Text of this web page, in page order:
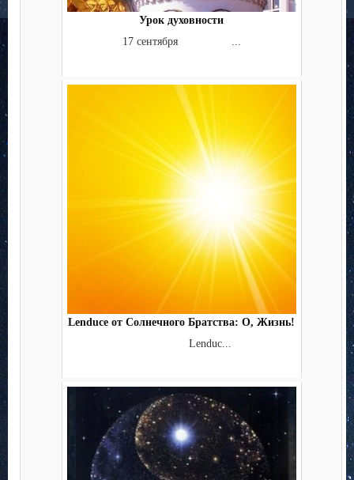
Урок духовности
17 сентября ...
Lenduce от Солнечного Братства: О, Жизнь!
Lenduc...